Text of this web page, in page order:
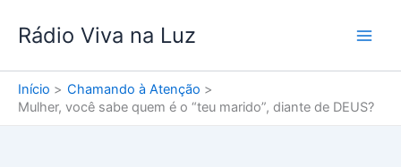
para
conteúdo
Rádio Viva na Luz
Início
Chamando à Atenção
Mulher, você sabe quem é o “teu marido”, diante de DEUS?